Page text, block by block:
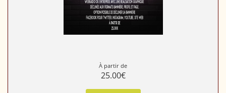
À partir de
25.00€